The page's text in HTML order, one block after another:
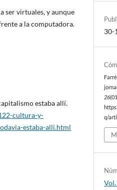
ser virtuales, y aunque
a la computadora.
estaba allí.
cultura-y-
estaba-alli.html
30-
26
q/